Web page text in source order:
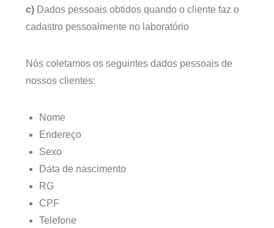
c) Dados pessoais obtidos quando o cliente faz o
cadastro pessoalmente no laboratório
Nós coletamos os seguintes dados pessoais de
nossos clientes:
Nome
Endereço
Sexo
Data de nascimento
RG
CPF
Telefone